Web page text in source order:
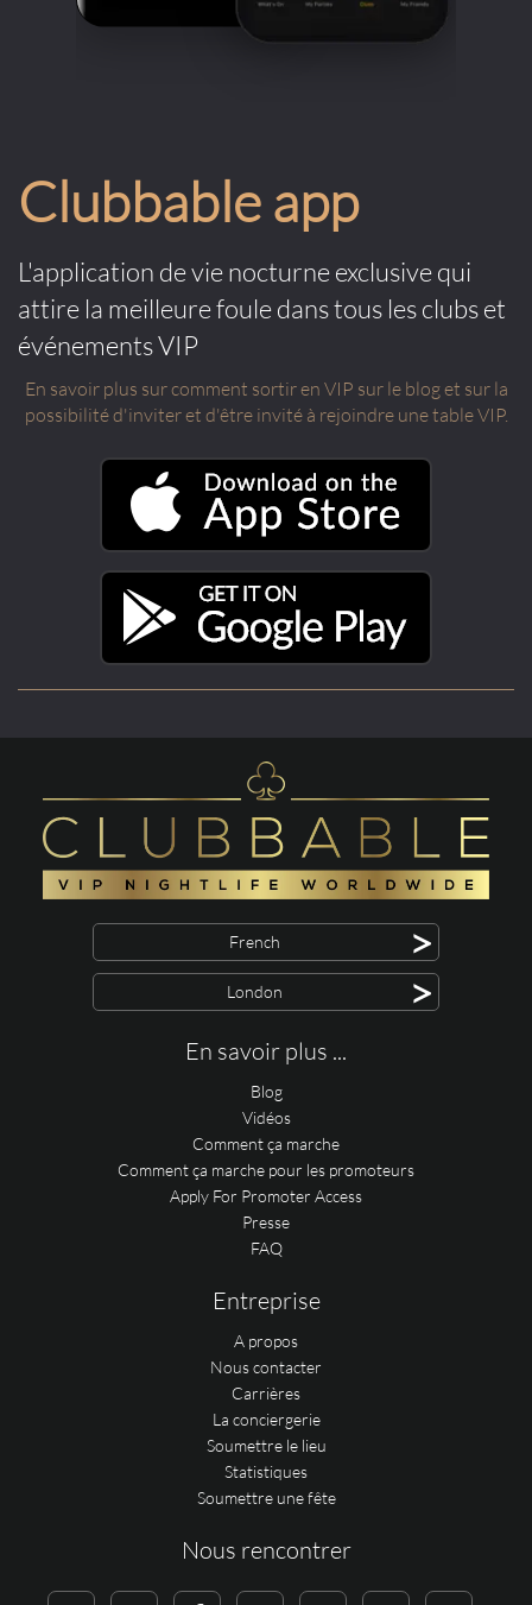
Clubbable app
L'application de vie nocturne exclusive qui
attire la meilleure foule dans tous les clubs et
événements VIP
En savoir plus sur comment sortir en VIP sur le blog et sur la
possibilité d'inviter et d'être invité à rejoindre une table VIP.
French >
London >
En savoir plus ...
Blog
Vidéos
Comment ça marche
Comment ça marche pour les promoteurs
Apply For Promoter Access
Presse
FAQ
Entreprise
A propos
Nous contacter
Carrières
La conciergerie
Soumettre le lieu
Statistiques
Soumettre une fête
Nous rencontrer